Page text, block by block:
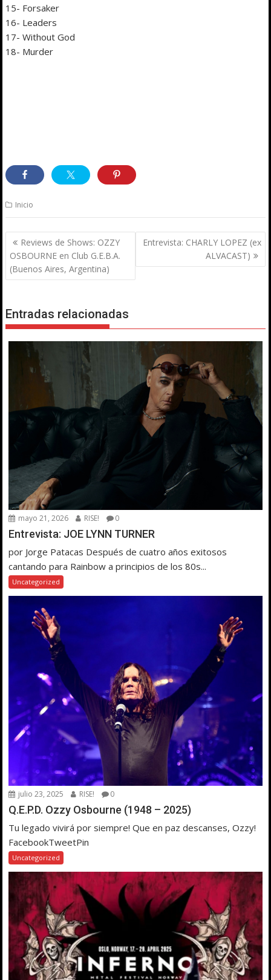
15- Forsaker
16- Leaders
17- Without God
18- Murder
Inicio
Navegación
de
entradas
Reviews de Shows: OZZY
OSBOURNE en Club G.E.B.A.
(Buenos Aires, Argentina)
Entrevista: CHARLY LOPEZ (ex
ALVACAST)
Entradas relacionadas
mayo 21, 2026 RISE! 0
Entrevista: JOE LYNN TURNER
por Jorge Patacas Después de cuatro años exitosos
cantando para Rainbow a principios de los 80s...
Uncategorized
julio 23, 2025 RISE! 0
Q.E.P.D. Ozzy Osbourne (1948 – 2025)
Tu legado vivirá por siempre! Que en paz descanses, Ozzy!
FacebookTweetPin
Uncategorized